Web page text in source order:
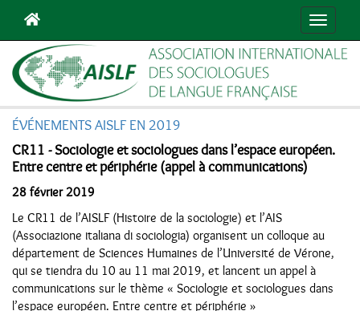
ÉVÉNEMENTS AISLF EN 2019
CR11 - Sociologie et sociologues dans l’espace européen.
Entre centre et périphérie (appel à communications)
28 février 2019
Le CR11 de l’AISLF (Histoire de la sociologie) et l’AIS
(Associazione italiana di sociologia) organisent un colloque au
département de Sciences Humaines de l’Université de Vérone,
qui se tiendra du 10 au 11 mai 2019, et lancent un appel à
communications sur le thème « Sociologie et sociologues dans
l’espace européen. Entre centre et périphérie »